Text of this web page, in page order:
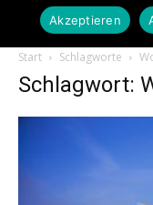
Start Schlagworte
Schlagwort:
Akzeptieren